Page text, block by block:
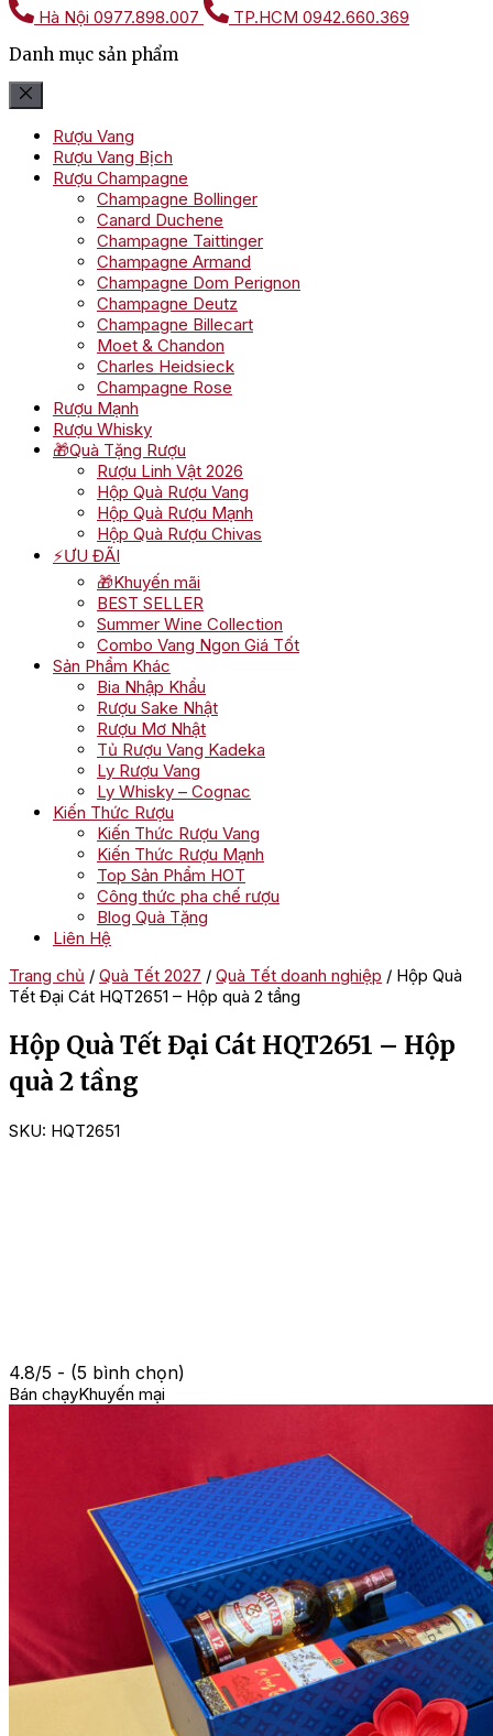
Hà Nội 0977.898.007 TP.HCM 0942.660.369
Danh mục sản phẩm
Rượu Vang
Rượu Vang Bịch
Rượu Champagne
Champagne Bollinger
Canard Duchene
Champagne Taittinger
Champagne Armand
Champagne Dom Perignon
Champagne Deutz
Champagne Billecart
Moet & Chandon
Charles Heidsieck
Champagne Rose
Rượu Mạnh
Rượu Whisky
🎁Quà Tặng Rượu
Rượu Linh Vật 2026
Hộp Quà Rượu Vang
Hộp Quà Rượu Mạnh
Hộp Quà Rượu Chivas
⚡ƯU ĐÃI
🎁Khuyến mãi
BEST SELLER
Summer Wine Collection
Combo Vang Ngon Giá Tốt
Sản Phẩm Khác
Bia Nhập Khẩu
Rượu Sake Nhật
Rượu Mơ Nhật
Tủ Rượu Vang Kadeka
Ly Rượu Vang
Ly Whisky – Cognac
Kiến Thức Rượu
Kiến Thức Rượu Vang
Kiến Thức Rượu Mạnh
Top Sản Phẩm HOT
Công thức pha chế rượu
Blog Quà Tặng
Liên Hệ
Trang chủ / Quà Tết 2027 / Quà Tết doanh nghiệp / Hộp Quà
Tết Đại Cát HQT2651 – Hộp quà 2 tầng
Hộp Quà Tết Đại Cát HQT2651 – Hộp
quà 2 tầng
SKU: HQT2651
4.8/5 - (5 bình chọn)
Bán chạyKhuyến mại